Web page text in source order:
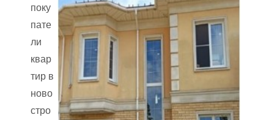
поку
пате
ли
квар
тир в
ново
стро